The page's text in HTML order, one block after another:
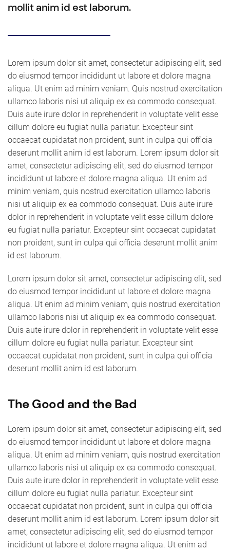
mollit anim id est laborum.
Lorem ipsum dolor sit amet, consectetur adipiscing elit, sed
do eiusmod tempor incididunt ut labore et dolore magna
aliqua. Ut enim ad minim veniam. Quis nostrud exercitation
ullamco laboris nisi ut aliquip ex ea commodo consequat.
Duis aute irure dolor in reprehenderit in voluptate velit esse
cillum dolore eu fugiat nulla pariatur. Excepteur sint
occaecat cupidatat non proident, sunt in culpa qui officia
deserunt mollit anim id est laborum. Lorem ipsum dolor sit
amet, consectetur adipiscing elit, sed do eiusmod tempor
incididunt ut labore et dolore magna aliqua. Ut enim ad
minim veniam, quis nostrud exercitation ullamco laboris
nisi ut aliquip ex ea commodo consequat. Duis aute irure
dolor in reprehenderit in voluptate velit esse cillum dolore
eu fugiat nulla pariatur. Excepteur sint occaecat cupidatat
non proident, sunt in culpa qui officia deserunt mollit anim
id est laborum.
Lorem ipsum dolor sit amet, consectetur adipiscing elit, sed
do eiusmod tempor incididunt ut labore et dolore magna
aliqua. Ut enim ad minim veniam, quis nostrud exercitation
ullamco laboris nisi ut aliquip ex ea commodo consequat.
Duis aute irure dolor in reprehenderit in voluptate velit esse
cillum dolore eu fugiat nulla pariatur. Excepteur sint
occaecat cupidatat non proident, sunt in culpa qui officia
deserunt mollit anim id est laborum.
The Good and the Bad
Lorem ipsum dolor sit amet, consectetur adipiscing elit, sed
do eiusmod tempor incididunt ut labore et dolore magna
aliqua. Ut enim ad minim veniam, quis nostrud exercitation
ullamco laboris nisi ut aliquip ex ea commodo consequat.
Duis aute irure dolor in reprehenderit in voluptate velit esse
cillum dolore eu fugiat nulla pariatur. Excepteur sint
occaecat cupidatat non proident, sunt in culpa qui officia
deserunt mollit anim id est laborum. Lorem ipsum dolor sit
amet, consectetur adipiscing elit, sed do eiusmod tempor
incididunt ut labore et dolore magna aliqua. Ut enim ad